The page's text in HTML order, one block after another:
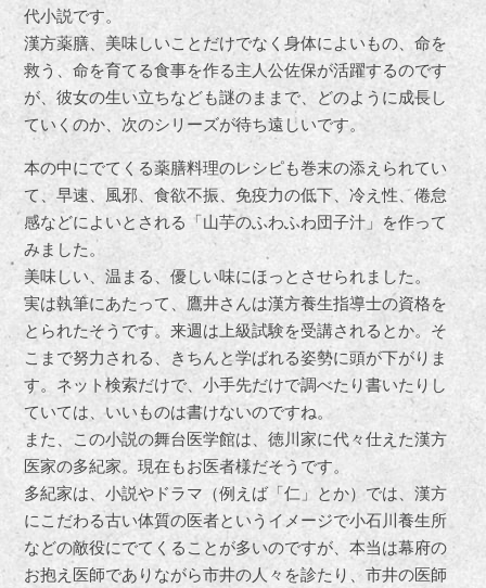
代小説です。
漢方薬膳、美味しいことだけでなく身体によいもの、命を
救う、命を育てる食事を作る主人公佐保が活躍するのです
が、彼女の生い立ちなども謎のままで、どのように成長し
ていくのか、次のシリーズが待ち遠しいです。
本の中にでてくる薬膳料理のレシピも巻末の添えられてい
て、早速、風邪、食欲不振、免疫力の低下、冷え性、倦怠
感などによいとされる「山芋のふわふわ団子汁」を作って
みました。
美味しい、温まる、優しい味にほっとさせられました。
実は執筆にあたって、鷹井さんは漢方養生指導士の資格を
とられたそうです。来週は上級試験を受講されるとか。そ
こまで努力される、きちんと学ばれる姿勢に頭が下がりま
す。ネット検索だけで、小手先だけで調べたり書いたりし
ていては、いいものは書けないのですね。
また、この小説の舞台医学館は、徳川家に代々仕えた漢方
医家の多紀家。現在もお医者様だそうです。
多紀家は、小説やドラマ（例えば「仁」とか）では、漢方
にこだわる古い体質の医者というイメージで小石川養生所
などの敵役にでてくることが多いのですが、本当は幕府の
お抱え医師でありながら市井の人々を診たり、市井の医師